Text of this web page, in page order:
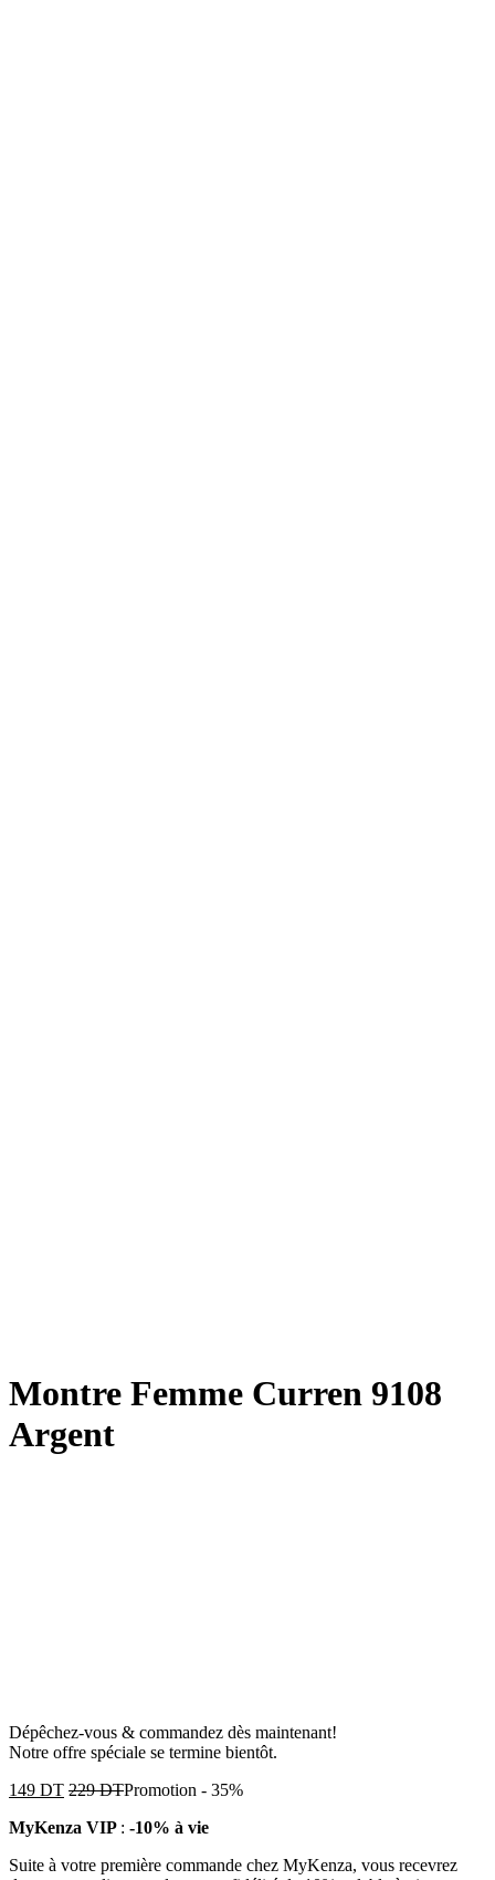
Montre Femme Curren 9108
Argent
Dépêchez-vous & commandez dès maintenant!
Notre offre spéciale se termine bientôt.
149 DT 229DTPromotion - 35%
MyKenza VIP : -10% à vie
Suite à votre première commande chez MyKenza, vous recevrez